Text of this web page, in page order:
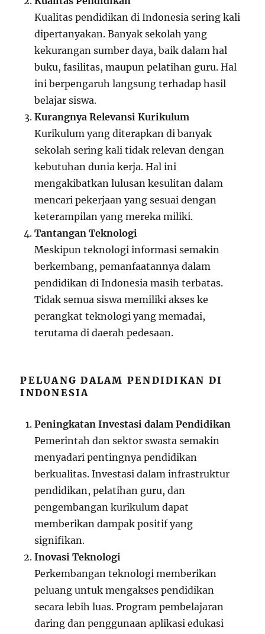
Kualitas pendidikan di Indonesia sering kali
dipertanyakan. Banyak sekolah yang
kekurangan sumber daya, baik dalam hal
buku, fasilitas, maupun pelatihan guru. Hal
ini berpengaruh langsung terhadap hasil
belajar siswa.
Kurangnya Relevansi Kurikulum
Kurikulum yang diterapkan di banyak
sekolah sering kali tidak relevan dengan
kebutuhan dunia kerja. Hal ini
mengakibatkan lulusan kesulitan dalam
mencari pekerjaan yang sesuai dengan
keterampilan yang mereka miliki.
Tantangan Teknologi
Meskipun teknologi informasi semakin
berkembang, pemanfaatannya dalam
pendidikan di Indonesia masih terbatas.
Tidak semua siswa memiliki akses ke
perangkat teknologi yang memadai,
terutama di daerah pedesaan.
PELUANG DALAM PENDIDIKAN DI
INDONESIA
Peningkatan Investasi dalam Pendidikan
Pemerintah dan sektor swasta semakin
menyadari pentingnya pendidikan
berkualitas. Investasi dalam infrastruktur
pendidikan, pelatihan guru, dan
pengembangan kurikulum dapat
memberikan dampak positif yang
signifikan.
Inovasi Teknologi
Perkembangan teknologi memberikan
peluang untuk mengakses pendidikan
secara lebih luas. Program pembelajaran
daring dan penggunaan aplikasi edukasi